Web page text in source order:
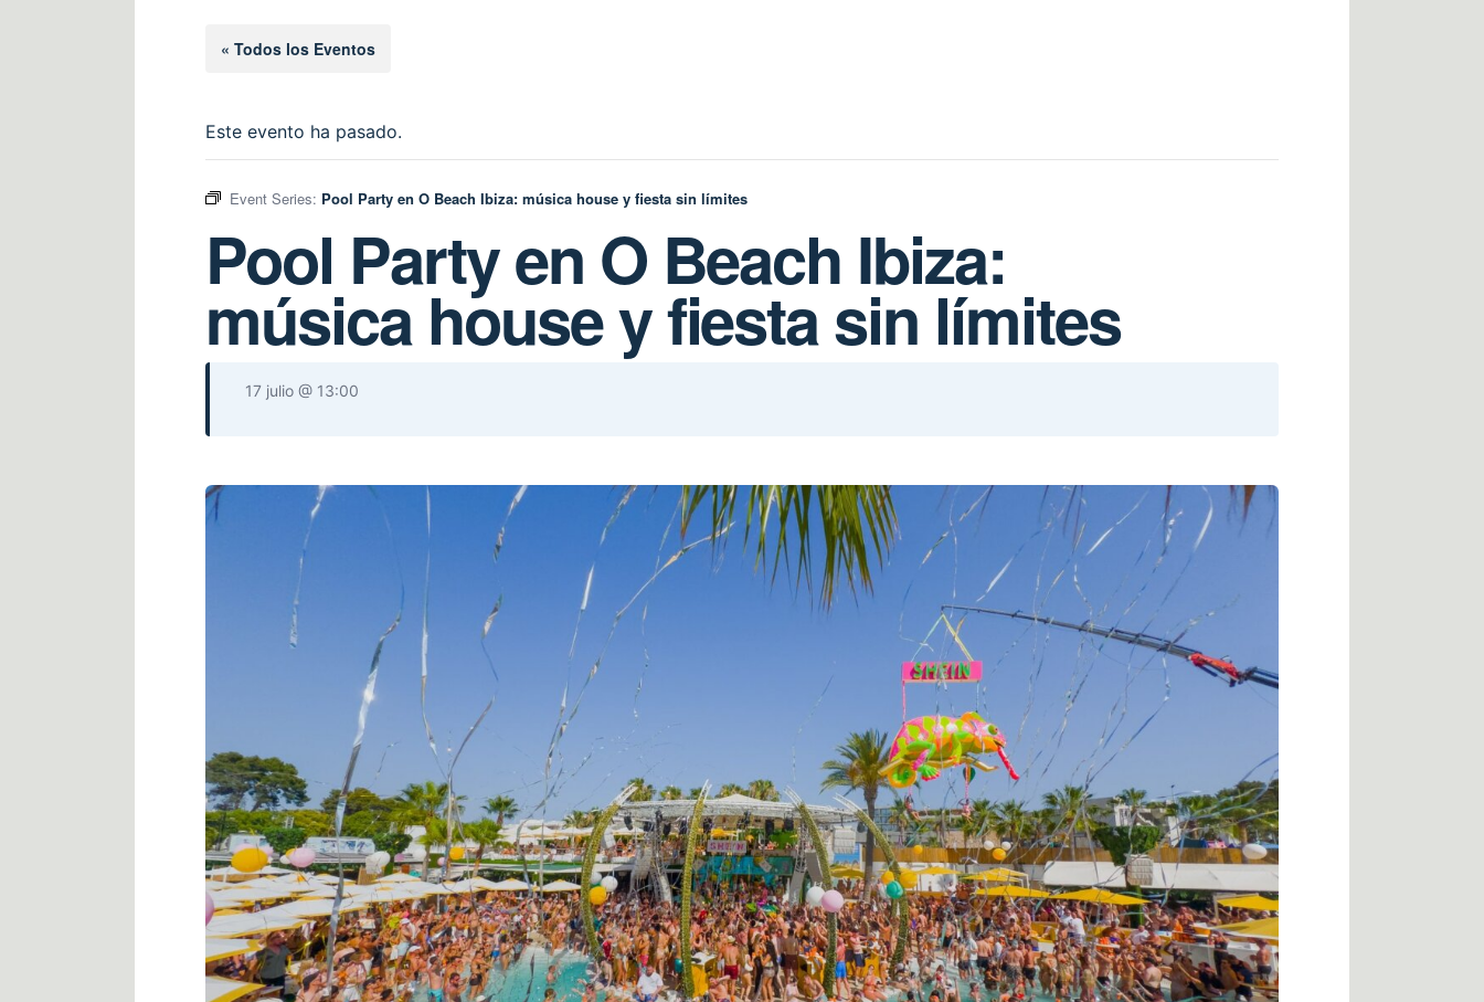
« Todos los Eventos
Este evento ha pasado.
Event Series: Pool Party en O Beach Ibiza: música house y fiesta sin límites
Pool Party en O Beach Ibiza:
música house y fiesta sin límites
17 julio @ 13:00